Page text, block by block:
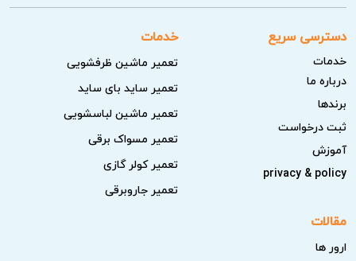
دسترسی سریع
خدمات
درباره ما
برندها
ثبت درخواست
آموزش
privacy & policy
خدمات
تعمیر ماشین ظرفشویی
تعمیر ساید بای ساید
تعمیر ماشین لباسشویی
تعمیر مسواک برقی
تعمیر کولر گازی
تعمیر جاروبرقی
مقالات
ارور ها